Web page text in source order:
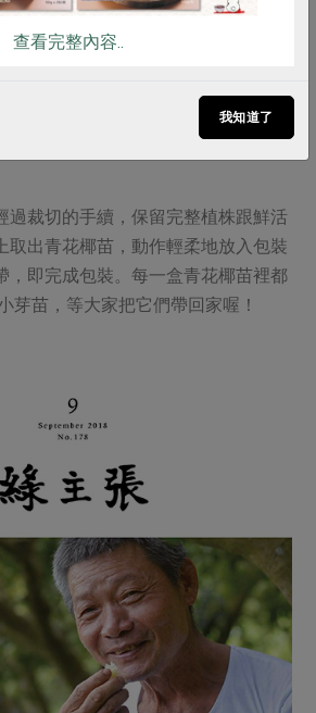
過裁切的手續，保留完整植株跟鮮活
取出青花椰苗，動作輕柔地放入包裝
，即完成包裝。每一盒青花椰苗裡都
苗，等大家把它們帶回家喔！
查看完整內容..
我知道了